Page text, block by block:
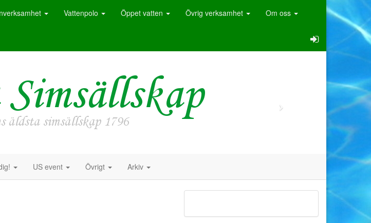
Vattenpolo Öppet vatten Övrig verksamhet Om oss
US event Övrigt Arkiv